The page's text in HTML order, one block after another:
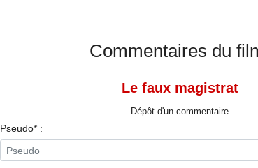
Commentaires du
Le faux magistrat
Dépôt d'un commentaire
Pseudo* :